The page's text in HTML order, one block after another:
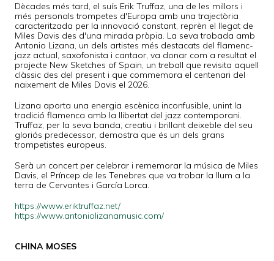
Dècades més tard, el suís Erik Truffaz, una de les millors i
més personals trompetes d'Europa amb una trajectòria
caracteritzada per la innovació constant, reprèn el llegat de
Miles Davis des d'una mirada pròpia. La seva trobada amb
Antonio Lizana, un dels artistes més destacats del flamenc-
jazz actual, saxofonista i cantaor, va donar com a resultat el
projecte New Sketches of Spain, un treball que revisita aquell
clàssic des del present i que commemora el centenari del
naixement de Miles Davis el 2026.
Lizana aporta una energia escènica inconfusible, unint la
tradició flamenca amb la llibertat del jazz contemporani.
Truffaz, per la seva banda, creatiu i brillant deixeble del seu
gloriós predecessor, demostra que és un dels grans
trompetistes europeus.
Serà un concert per celebrar i rememorar la música de Miles
Davis, el Príncep de les Tenebres que va trobar la llum a la
terra de Cervantes i García Lorca.
https://www.eriktruffaz.net/
https://www.antoniolizanamusic.com/
CHINA MOSES